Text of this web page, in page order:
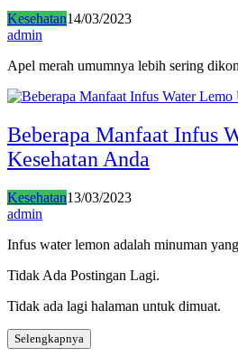
Kesehatan14/03/2023
admin
Apel merah umumnya lebih sering
Beberapa Manfaat Infus
Kesehatan Anda
Kesehatan13/03/2023
admin
Infus water lemon adalah minuman
Tidak Ada Postingan Lagi.
Tidak ada lagi halaman untuk dimuat.
Selengkapnya